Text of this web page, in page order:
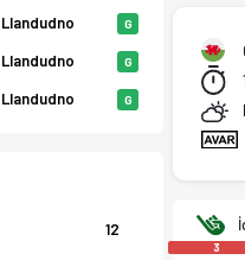
Llandudno G
Llandudno G
Llandudno G
12
3